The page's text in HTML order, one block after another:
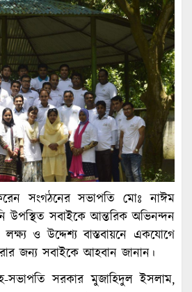
সংগঠনের সভাপতি মোঃ নাঈম
উপস্থিত সবাইকে আন্তরিক অভিনন্দন
ও উদ্দেশ্য বাস্তবায়নে একযোগে
জন্য সবাইকে আহবান জানান।
সরকার মুজাহিদুল ইসলাম,